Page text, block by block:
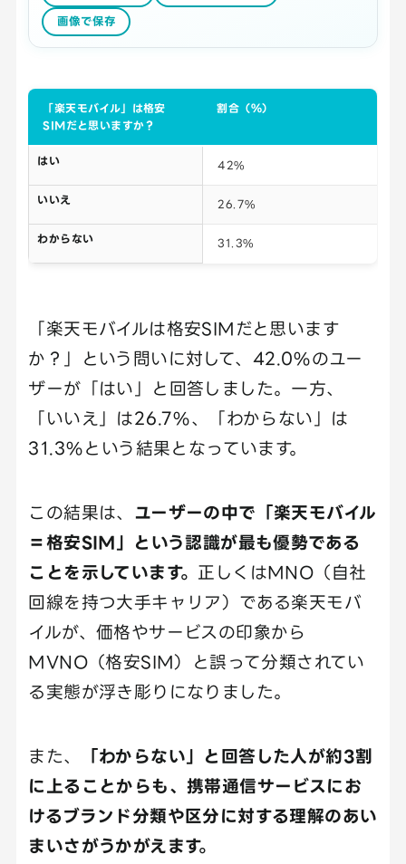
画像で保存
「楽天モバイル」は格安
SIMだと思いますか？
割合（％）
はい 42%
いいえ 26.7%
わからない 31.3%
「楽天モバイルは格安SIMだと思います
か？」という問いに対して、42.0%のユー
ザーが「はい」と回答しました。一方、
「いいえ」は26.7%、「わからない」は
31.3%という結果となっています。
この結果は、 ユーザーの中で「楽天モバイル
＝格安SIM」という認識が最も優勢である
ことを示しています。 正しくはMNO（自社
回線を持つ大手キャリア）である楽天モバ
イルが、価格やサービスの印象から
MVNO（格安SIM）と誤って分類されてい
る実態が浮き彫りになりました。
また、
「わからない」と回答した人が約3割
に上ることからも、携帯通信サービスにお
けるブランド分類や区分に対する理解のあい
まいさがうかがえます。